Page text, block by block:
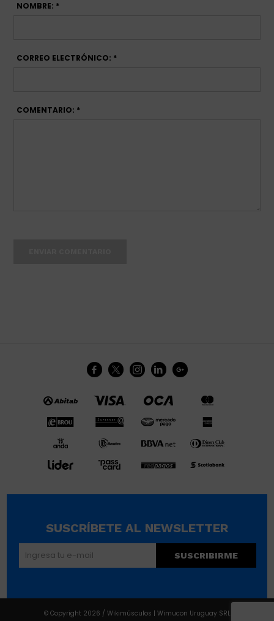
NOMBRE: *
CORREO ELECTRÓNICO: *
COMENTARIO: *
    
SUSCRÍBETE AL NEWSLETTER
SUSCRIBIRME
© Copyright 2026 / Wikimúsculos | Wimucon Uruguay SRL